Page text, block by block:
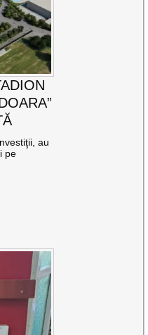
au
pe